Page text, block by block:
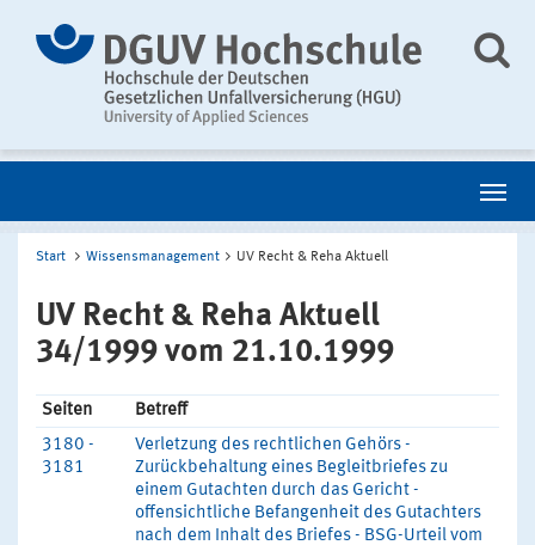
Start Wissensmanagement UV Recht & Reha Aktuell
UV Recht & Reha Aktuell
34/1999 vom 21.10.1999
Seiten
Betreff
3180 -
3181
Verletzung des rechtlichen Gehörs -
Zurückbehaltung eines Begleitbriefes zu
einem Gutachten durch das Gericht -
offensichtliche Befangenheit des Gutachters
nach dem Inhalt des Briefes - BSG-Urteil vom